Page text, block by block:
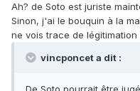
Ah? de Soto est juriste
Sinon, j'ai le bouquin à la
ne vois trace de
vincponcet a dit :